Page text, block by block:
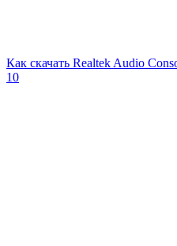
Как скачать Realtek Audio
10